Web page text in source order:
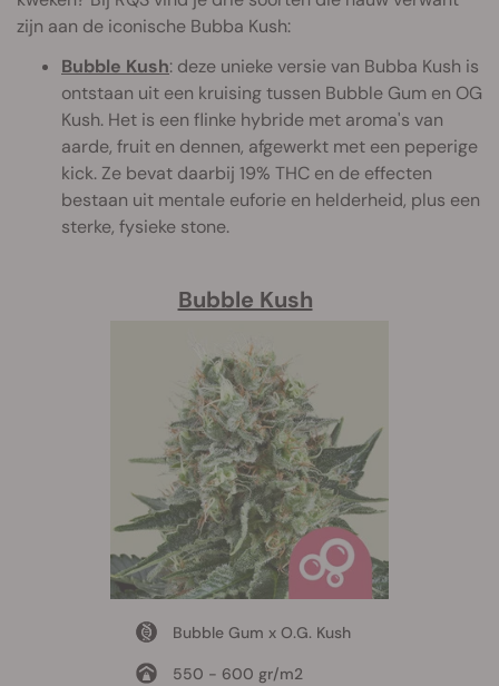
zijn aan de iconische Bubba Kush:
Bubble Kush: deze unieke versie van Bubba Kush is
ontstaan uit een kruising tussen Bubble Gum en OG
Kush. Het is een flinke hybride met aroma's van
aarde, fruit en dennen, afgewerkt met een peperige
kick. Ze bevat daarbij 19% THC en de effecten
bestaan uit mentale euforie en helderheid, plus een
sterke, fysieke stone.
Bubble Kush
Bubble Gum x O.G. Kush
550 - 600 gr/m2